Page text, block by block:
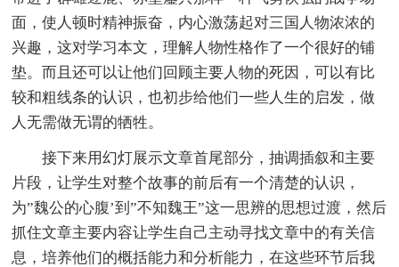
面，使人顿时精神振奋，内心激荡起对三国人物浓浓的
兴趣，这对学习本文，理解人物性格作了一个很好的铺
垫。而且还可以让他们回顾主要人物的死因，可以有比
较和粗线条的认识，也初步给他们一些人生的启发，做
人无需做无谓的牺牲。
接下来用幻灯展示文章首尾部分，抽调插叙和主要
片段，让学生对整个故事的前后有一个清楚的认识，
为”魏公的心腹’到”不知魏王”这一思辨的思想过渡，然后
抓住文章主要内容让学生自己主动寻找文章中的有关信
息，培养他们的概括能力和分析能力，在这些环节后我